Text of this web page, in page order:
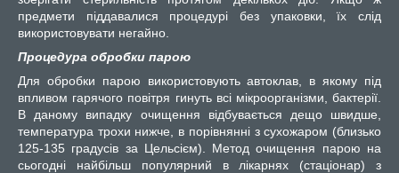
предмети піддавалися процедурі без упаковки, їх слід
використовувати негайно.
Процедура обробки парою
Для обробки парою використовують автоклав, в якому під
впливом гарячого повітря гинуть всі мікроорганізми, бактерії.
В даному випадку очищення відбувається дещо швидше,
температура трохи нижче, в порівнянні з сухожаром (близько
125-135 градусів за Цельсієм). Метод очищення парою на
сьогодні найбільш популярний в лікарнях (стаціонар) з